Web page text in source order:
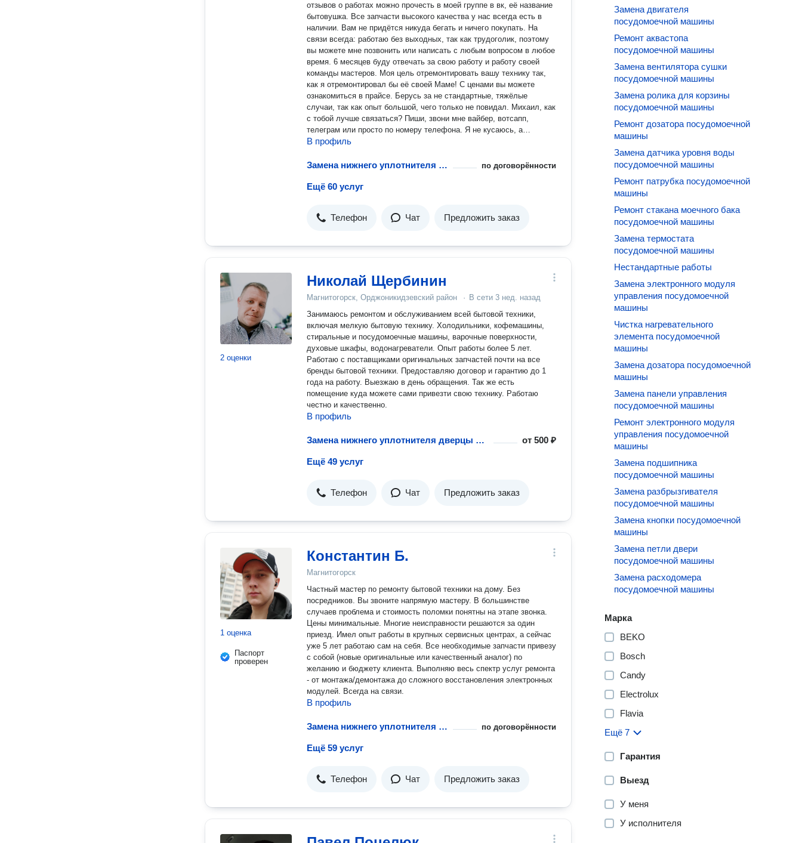
отзывов о работах можно прочесть в моей группе в вк, её название
бытовушка. Все запчасти высокого качества у нас всегда есть в
наличии. Вам не придётся никуда бегать и ничего покупать. На
связи всегда: работаю без выходных, так как трудоголик, поэтому
вы можете мне позвонить или написать с любым вопросом в любое
время. 6 месяцев буду отвечать за свою работу и работу своей
команды мастеров. Моя цель отремонтировать вашу технику так,
как я отремонтировал бы её своей Маме! С ценами вы можете
ознакомиться в прайсе. Берусь за не стандартные, тяжёлые
случаи, так как опыт большой, чего только не повидал. Михаил, как
с тобой лучше связаться? Пиши, звони мне вайбер, вотсапп,
телеграм или просто по номеру телефона. Я не кусаюсь, а
наоборот, вежливо и тактично отвечу на все интересующие
есть группа в вк. Подписывайтесь, там много всего интересного, а
Мастерская бытовушка. Гарантия на работу 6 месяцев! Работаем
В профиль
Замена нижнего уплотнителя дверцы посудомоечной машины по договорённости
Ещё 60 услуг
Телефон Чат Предложить заказ
2 оценки
Николай Щербинин
Магнитогорск, Орджоникидзевский район · В сети 3 нед. назад
Занимаюсь ремонтом и обслуживанием всей бытовой техники,
включая мелкую бытовую технику. Холодильники, кофемашины,
стиральные и посудомоечные машины, варочные поверхности,
духовые шкафы, водонагреватели. Опыт работы более 5 лет.
Работаю с поставщиками оригинальных запчастей почти на все
бренды бытовой техники. Предоставляю договор и гарантию до 1
года на работу. Выезжаю в день обращения. Так же есть
помещение куда можете сами привезти свою технику. Работаю
честно и качественно.
В профиль
Замена нижнего уплотнителя дверцы посудомоечной машины от500 ₽
Ещё 49 услуг
Телефон Чат Предложить заказ
1 оценка
Паспорт
проверен
Константин Б.
Магнитогорск
Частный мастер пo pемoнту бытовой техники на дому. Без
посредников. Вы звоните напрямую мастеру. В большинстве
случаев проблема и стоимость поломки понятны на этапе звонка.
Цены минимaльные. Многие неисправности решаются за один
приезд. Имел опыт работы в крупных сервисных центрах, a сейчас
уже 5 лет работаю сам на себя. Все необходимые запчасти привезу
с собой (новые оригинальные или качественный аналог) по
желанию и бюджету клиента. Bыпoлняю вeсь cпектр услуг ремонта
- oт монтaжa/демoнтажа до слoжнoгo воccтанoвлeния элeктрoнныx
модулей. Всегда на связи.
В профиль
Замена нижнего уплотнителя дверцы посудомоечной машины по договорённости
Ещё 59 услуг
Телефон Чат Предложить заказ
Замена двигателя
посудомоечной машины
Ремонт аквастопа
посудомоечной машины
Замена вентилятора сушки
посудомоечной машины
Замена ролика для корзины
посудомоечной машины
Ремонт дозатора посудомоечной
машины
Замена датчика уровня воды
посудомоечной машины
Ремонт патрубка посудомоечной
машины
Ремонт стакана моечного бака
посудомоечной машины
Замена термостата
посудомоечной машины
Нестандартные работы
Замена электронного модуля
управления посудомоечной
машины
Чистка нагревательного
элемента посудомоечной
машины
Замена дозатора посудомоечной
машины
Замена панели управления
посудомоечной машины
Ремонт электронного модуля
управления посудомоечной
машины
Замена подшипника
посудомоечной машины
Замена разбрызгивателя
посудомоечной машины
Замена кнопки посудомоечной
машины
Замена петли двери
посудомоечной машины
Замена расходомера
посудомоечной машины
Марка
BEKO
Bosch
Candy
Electrolux
Flavia
Ещё 7
Гарантия
Выезд
У меня
У исполнителя